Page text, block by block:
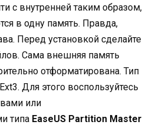
с внутренней таким образом,
в одну память. Правда,
Перед установкой сделайте
Сама внешняя память
отформатирована. Тип
Для этого воспользуйтесь
или
типа EaseUS Partition Master